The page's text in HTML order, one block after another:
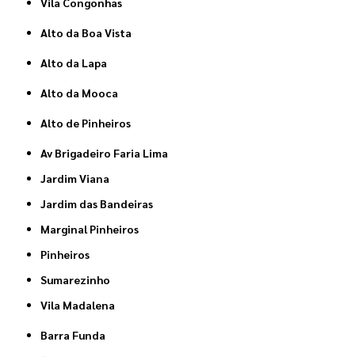
Alto da Boa Vista
Alto da Lapa
Alto da Mooca
Alto de Pinheiros
Av Brigadeiro Faria Lima
Jardim Viana
Jardim das Bandeiras
Marginal Pinheiros
Pinheiros
Sumarezinho
Vila Madalena
Barra Funda